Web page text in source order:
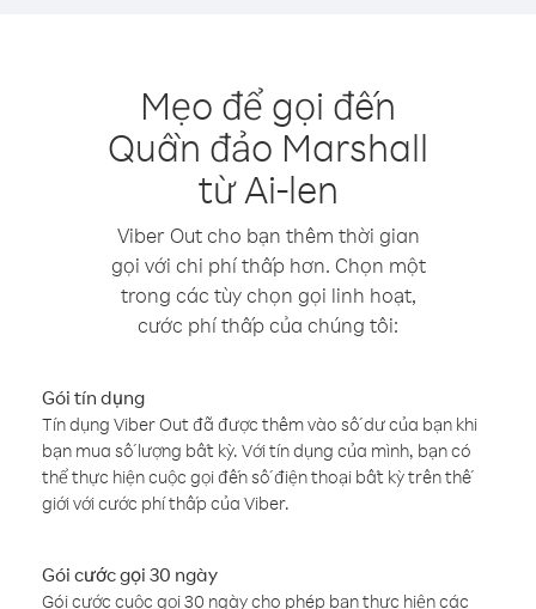
Mẹo để gọi đến
Quần đảo Marshall
từ Ai-len
Viber Out cho bạn thêm thời gian
gọi với chi phí thấp hơn. Chọn một
trong các tùy chọn gọi linh hoạt,
cước phí thấp của chúng tôi:
Gói tín dụng
Tín dụng Viber Out đã được thêm vào số dư của bạn khi
bạn mua số lượng bất kỳ. Với tín dụng của mình, bạn có
thể thực hiện cuộc gọi đến số điện thoại bất kỳ trên thế
giới với cước phí thấp của Viber.
Gói cước gọi 30 ngày
Gói cước cuộc gọi 30 ngày cho phép bạn thực hiện các